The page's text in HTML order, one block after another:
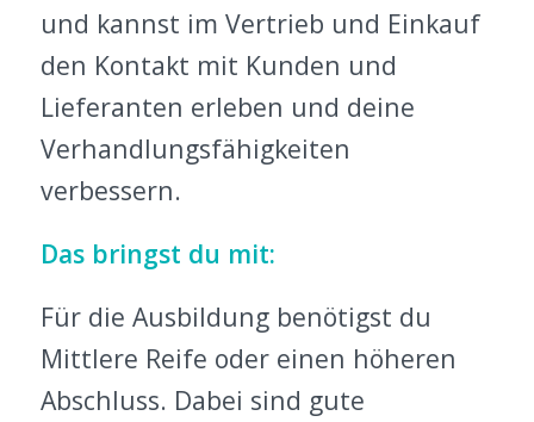
und kannst im Vertrieb und Einkauf
den Kontakt mit Kunden und
Lieferanten erleben und deine
Verhandlungsfähigkeiten
verbessern.
Das bringst du mit:
Für die Ausbildung benötigst du
Mittlere Reife oder einen höheren
Abschluss. Dabei sind gute